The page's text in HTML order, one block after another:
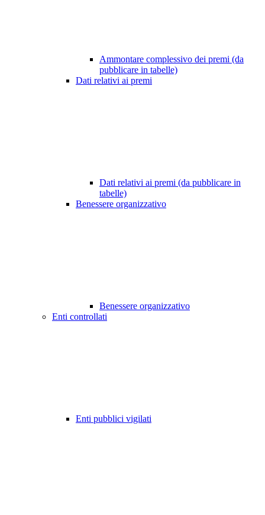
Ammontare complessivo dei premi (da
pubblicare in tabelle)
Dati relativi ai premi
Dati relativi ai premi (da pubblicare in
tabelle)
Benessere organizzativo
Benessere organizzativo
Enti controllati
Enti pubblici vigilati